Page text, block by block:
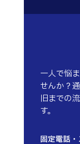
一人で悩
せんか？
旧までの
す。